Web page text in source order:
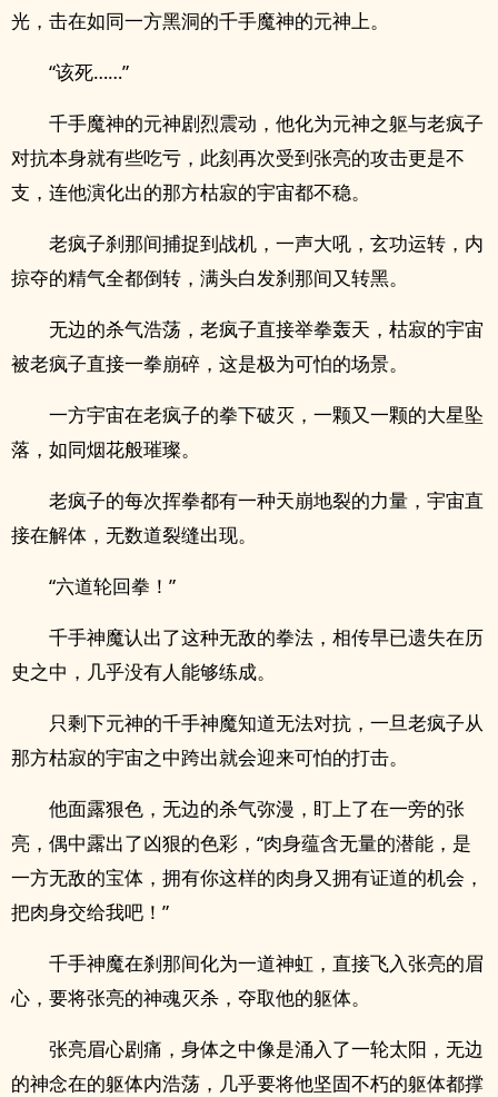
光，击在如同一方黑洞的千手魔神的元神上。
“该死……”
千手魔神的元神剧烈震动，他化为元神之躯与老疯子
对抗本身就有些吃亏，此刻再次受到张亮的攻击更是不
支，连他演化出的那方枯寂的宇宙都不稳。
老疯子刹那间捕捉到战机，一声大吼，玄功运转，内
掠夺的精气全都倒转，满头白发刹那间又转黑。
无边的杀气浩荡，老疯子直接举拳轰天，枯寂的宇宙
被老疯子直接一拳崩碎，这是极为可怕的场景。
一方宇宙在老疯子的拳下破灭，一颗又一颗的大星坠
落，如同烟花般璀璨。
老疯子的每次挥拳都有一种天崩地裂的力量，宇宙直
接在解体，无数道裂缝出现。
“六道轮回拳！”
千手神魔认出了这种无敌的拳法，相传早已遗失在历
史之中，几乎没有人能够练成。
只剩下元神的千手神魔知道无法对抗，一旦老疯子从
那方枯寂的宇宙之中跨出就会迎来可怕的打击。
他面露狠色，无边的杀气弥漫，盯上了在一旁的张
亮，偶中露出了凶狠的色彩，“肉身蕴含无量的潜能，是
一方无敌的宝体，拥有你这样的肉身又拥有证道的机会，
把肉身交给我吧！”
千手神魔在刹那间化为一道神虹，直接飞入张亮的眉
心，要将张亮的神魂灭杀，夺取他的躯体。
张亮眉心剧痛，身体之中像是涌入了一轮太阳，无边
的神念在的躯体内浩荡，几乎要将他坚固不朽的躯体都撑